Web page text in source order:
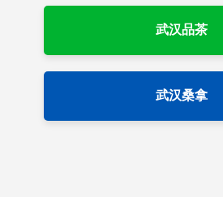
武汉品茶
武汉桑拿